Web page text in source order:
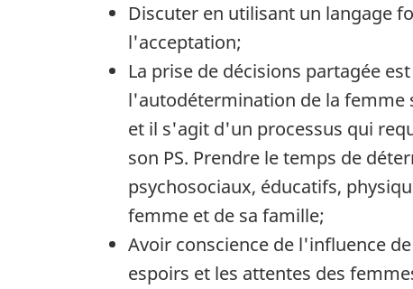
Discuter en utilisant un langage
l'acceptation;
La prise de décisions partagée
l'autodétermination de la femme
et il s'agit d'un processus qui
son PS. Prendre le temps de
psychosociaux, éducatifs,
femme et de sa famille;
Avoir conscience de l'influence
espoirs et les attentes des